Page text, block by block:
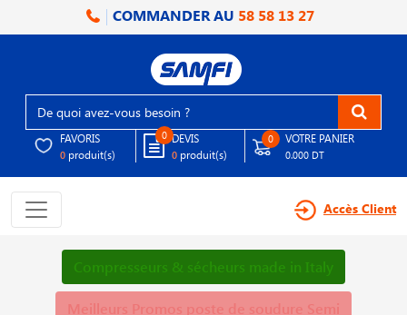
COMMANDER AU 58 58 13 27
FAVORIS
0 produit(s)
0 DEVIS
0 produit(s)
0 VOTRE PANIER
0.000 DT
Accès Client
Compresseurs & sécheurs made in Italy
Meilleurs Promos poste de soudure Semi